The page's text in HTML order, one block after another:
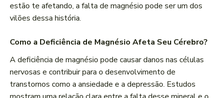
estão te afetando, a falta de magnésio pode ser um dos
vilões dessa história.
Como a Deficiência de Magnésio Afeta Seu Cérebro?
A deficiência de magnésio pode causar danos nas células
nervosas e contribuir para o desenvolvimento de
transtornos como a ansiedade e a depressão. Estudos